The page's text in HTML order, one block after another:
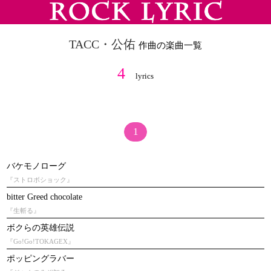
TACC・公佑 作曲の楽曲一覧
4 lyrics
1
バケモノローグ
『ストロボショック』
bitter Greed chocolate
『生斬る』
ボクらの英雄伝説
『Go!Go!TOKAGEX』
ポッピングラバー